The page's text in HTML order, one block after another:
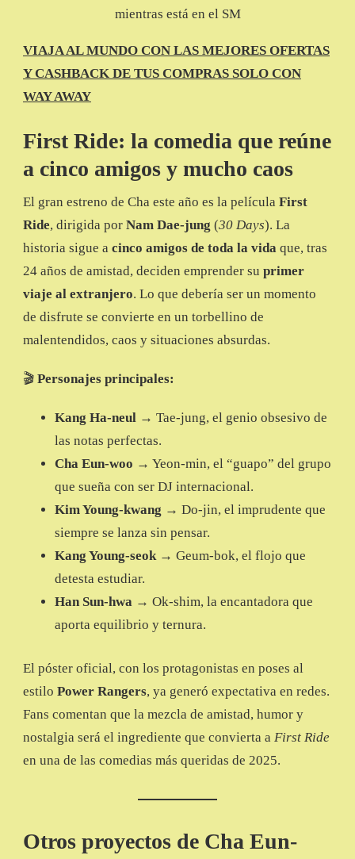
mientras está en el SM
VIAJA AL MUNDO CON LAS MEJORES OFERTAS
Y CASHBACK DE TUS COMPRAS SOLO CON
WAY AWAY
First Ride: la comedia que reúne
a cinco amigos y mucho caos
El gran estreno de Cha este año es la película First
Ride, dirigida por Nam Dae-jung (30 Days). La
historia sigue a cinco amigos de toda la vida que, tras
24 años de amistad, deciden emprender su primer
viaje al extranjero. Lo que debería ser un momento
de disfrute se convierte en un torbellino de
malentendidos, caos y situaciones absurdas.
🎬 Personajes principales:
Kang Ha-neul → Tae-jung, el genio obsesivo de
las notas perfectas.
Cha Eun-woo → Yeon-min, el “guapo” del grupo
que sueña con ser DJ internacional.
Kim Young-kwang → Do-jin, el imprudente que
siempre se lanza sin pensar.
Kang Young-seok→ Geum-bok, el flojo que
detesta estudiar.
Han Sun-hwa → Ok-shim, la encantadora que
aporta equilibrio y ternura.
El póster oficial, con los protagonistas en poses al
estilo Power Rangers, ya generó expectativa en redes.
Fans comentan que la mezcla de amistad, humor y
nostalgia será el ingrediente que convierta a First Ride
en una de las comedias más queridas de 2025.
Otros proyectos de Cha Eun-